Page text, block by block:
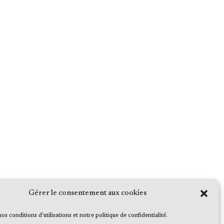
Gérer le consentement aux cookies
conditions d'utilisations et notre politique de confidentialité.